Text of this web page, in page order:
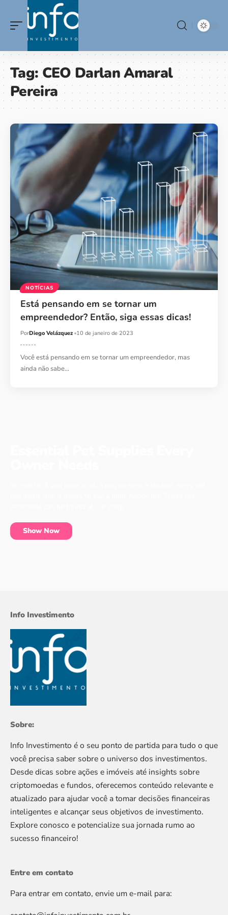
Tag:CEO Darlan Amaral
Pereira
NOTÍCIAS
Está pensando em se tornar um
empreendedor? Então, siga essas dicas!
PorDiego Velázquez 10 de janeiro de 2023
Você está pensando em se tornar um empreendedor, mas
ainda não sabe…
Show Now
Info Investimento
Sobre:
Info Investimento é o seu ponto de partida para tudo o que
você precisa saber sobre o universo dos investimentos.
Desde dicas sobre ações e imóveis até insights sobre
criptomoedas e fundos, oferecemos conteúdo relevante e
atualizado para ajudar você a tomar decisões financeiras
inteligentes e alcançar seus objetivos de investimento.
Explore conosco e potencialize sua jornada rumo ao
sucesso financeiro!
Entre em contato
Para entrar em contato, envie um e-mail para: